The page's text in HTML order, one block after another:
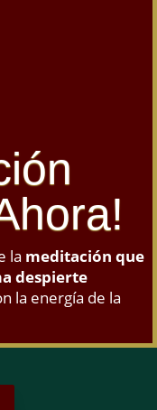
la meditación que
despierte
la energía de la